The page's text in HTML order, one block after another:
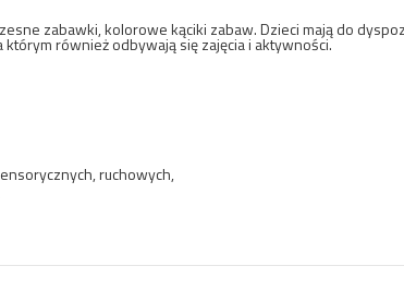
zabawki, kolorowe kąciki zabaw. Dzieci mają do
również odbywają się zajęcia i aktywności.
ruchowych,